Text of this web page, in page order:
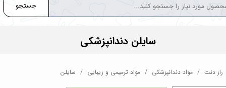
جستجو
خروج از حساب کاربری
سایلن دندانپزشکی
راز دنت مواد دندانپزشکی مواد ترمیمی و زیبایی سایلن